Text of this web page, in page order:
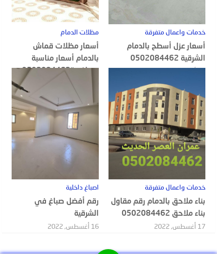
خدمات واعمال متفرقة
أسعار عزل أسطح بالدمام
الشرقية 0502084462
مظلات الدمام
أسعار مظلات قماش
بالدمام أسعار مناسبة
ومنافسة0502084462
خدمات واعمال متفرقة
بناء ملاحق بالدمام رقم مقاول
بناء ملاحق 0502084462
17 أغسطس, 2022
اصباغ داخلية
رقم أفضل صباغ في
الشرقية
16 أغسطس, 2022